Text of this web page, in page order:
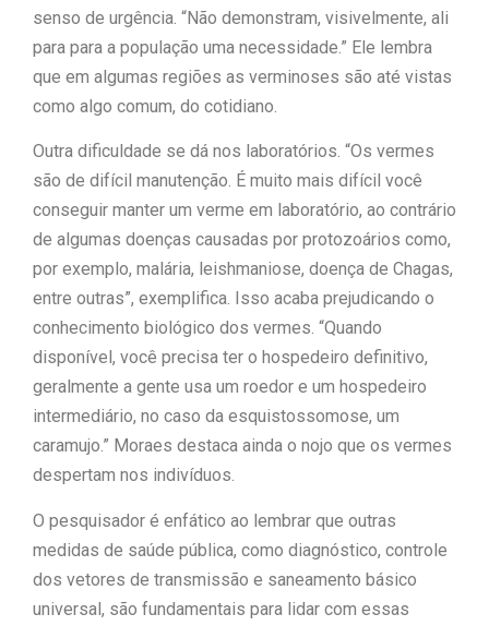
senso de urgência. “Não demonstram, visivelmente, ali
para para a população uma necessidade.” Ele lembra
que em algumas regiões as verminoses são até vistas
como algo comum, do cotidiano.
Outra dificuldade se dá nos laboratórios. “Os vermes
são de difícil manutenção. É muito mais difícil você
conseguir manter um verme em laboratório, ao contrário
de algumas doenças causadas por protozoários como,
por exemplo, malária, leishmaniose, doença de Chagas,
entre outras”, exemplifica. Isso acaba prejudicando o
conhecimento biológico dos vermes. “Quando
disponível, você precisa ter o hospedeiro definitivo,
geralmente a gente usa um roedor e um hospedeiro
intermediário, no caso da esquistossomose, um
caramujo.” Moraes destaca ainda o nojo que os vermes
despertam nos indivíduos.
O pesquisador é enfático ao lembrar que outras
medidas de saúde pública, como diagnóstico, controle
dos vetores de transmissão e saneamento básico
universal, são fundamentais para lidar com essas